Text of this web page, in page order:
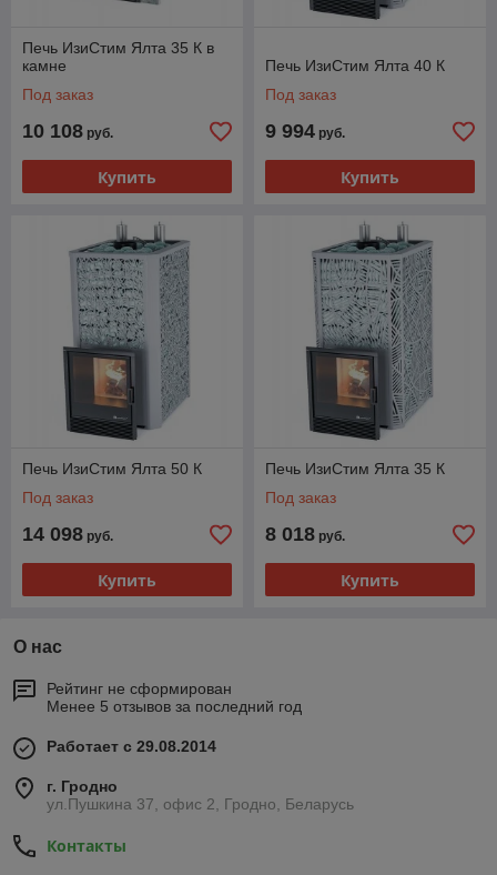
Печь ИзиСтим Ялта 35 К в
камне
Под заказ
10 108 руб.
Купить
Печь ИзиСтим Ялта 40 К
Под заказ
9 994 руб.
Купить
Печь ИзиСтим Ялта 50 К
Под заказ
14 098 руб.
Купить
Печь ИзиСтим Ялта 35 К
Под заказ
8 018 руб.
Купить
О нас
Рейтинг не сформирован
Менее 5 отзывов за последний год
Работает с 29.08.2014
г. Гродно
ул.Пушкина 37, офис 2, Гродно, Беларусь
Контакты